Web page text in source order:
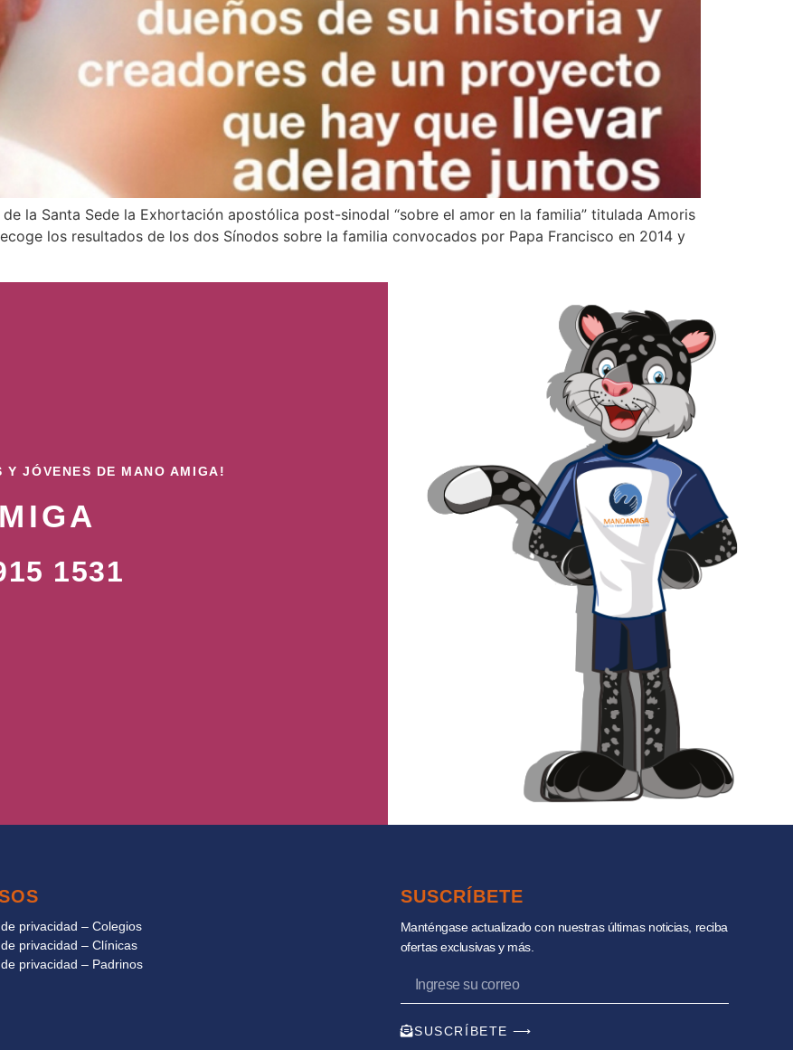
la Santa Sede la Exhortación apostólica post-sinodal “sobre el amor en la familia” titulada Amoris
los resultados de los dos Sínodos sobre la familia convocados por Papa Francisco en 2014 y
Y JÓVENES DE MANO AMIGA!
1531
privacidad – Colegios
privacidad – Clínicas
privacidad – Padrinos
SUSCRÍBETE
Manténgase actualizado con nuestras últimas noticias, reciba
ofertas exclusivas y más.
SUSCRÍBETE ⟶